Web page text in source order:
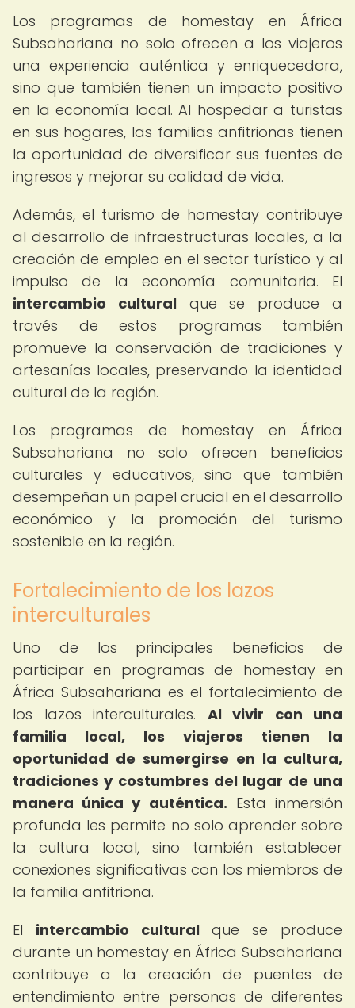
Los programas de homestay en África
Subsahariana no solo ofrecen a los viajeros
una experiencia auténtica y enriquecedora,
sino que también tienen un impacto positivo
en la economía local. Al hospedar a turistas
en sus hogares, las familias anfitrionas tienen
la oportunidad de diversificar sus fuentes de
ingresos y mejorar su calidad de vida.
Además, el turismo de homestay contribuye
al desarrollo de infraestructuras locales, a la
creación de empleo en el sector turístico y al
impulso de la economía comunitaria. El
intercambio culturalque se produce a
través de estos programas también
promueve la conservación de tradiciones y
artesanías locales, preservando la identidad
cultural de la región.
Los programas de homestay en África
Subsahariana no solo ofrecen beneficios
culturales y educativos, sino que también
desempeñan un papel crucial en el desarrollo
económico y la promoción del turismo
sostenible en la región.
Fortalecimiento de los lazos
interculturales
Uno de los principales beneficios de
participar en programas de homestay en
África Subsahariana es el fortalecimiento de
los lazos interculturales. Al vivir con una
familia local, los viajeros tienen la
oportunidad de sumergirse en la cultura,
tradiciones y costumbres del lugar de una
manera única y auténtica. Esta inmersión
profunda les permite no solo aprender sobre
la cultura local, sino también establecer
conexiones significativas con los miembros de
la familia anfitriona.
El intercambio culturalque se produce
durante un homestay en África Subsahariana
contribuye a la creación de puentes de
entendimiento entre personas de diferentes